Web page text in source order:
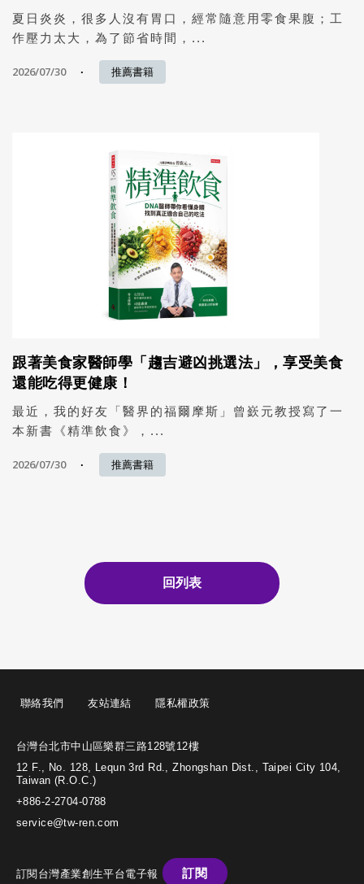
夏日炎炎，很多人沒有胃口，經常隨意用零食果腹；工
作壓力太大，為了節省時間，...
2026/07/30 推薦書籍
跟著美食家醫師學「趨吉避凶挑選法」，享受美食
還能吃得更健康！
最近，我的好友「醫界的福爾摩斯」曾嶔元教授寫了一
本新書《精準飲食》，...
2026/07/30 推薦書籍
回列表
聯絡我們 友站連結 隱私權政策
台灣台北市中山區樂群三路128號12樓
12 F., No. 128, Lequn 3rd Rd., Zhongshan Dist., Taipei City 104,
Taiwan (R.O.C.)
+886-2-2704-0788
service@tw-ren.com
訂閱台灣產業創生平台電子報 訂閱